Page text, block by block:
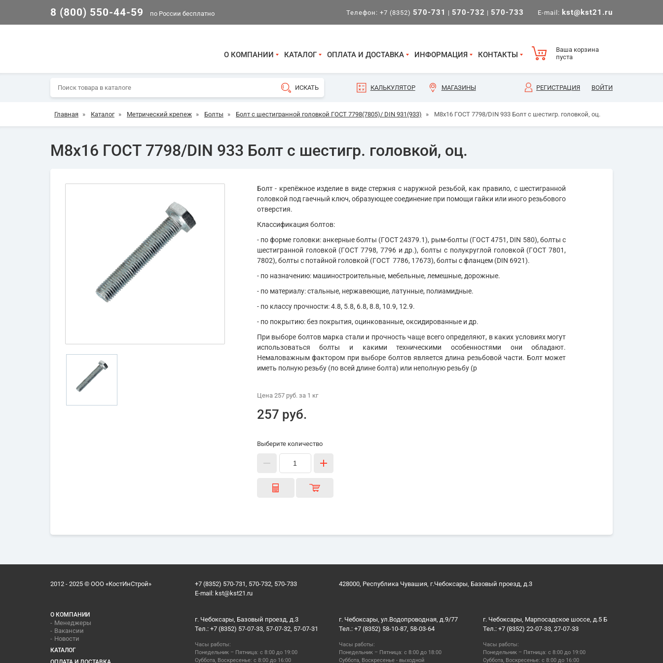
8 (800) 550-44-59 по России бесплатно Телефон: +7 (8352) 570-731 | 570-732 | 570-733 E-mail: kst@kst21.ru
О КОМПАНИИ КАТАЛОГ ОПЛАТА И ДОСТАВКА ИНФОРМАЦИЯ КОНТАКТЫ
Ваша корзина
пуста
КАЛЬКУЛЯТОР МАГАЗИНЫ РЕГИСТРАЦИЯ ВОЙТИ
Главная » Каталог » Метрический крепеж » Болты » Болт с шестигранной головкой ГОСТ 7798(7805)/ DIN 931(933) » М8х16 ГОСТ 7798/DIN 933 Болт с шестигр. головкой, оц.
М8х16 ГОСТ 7798/DIN 933 Болт с шестигр. головкой, оц.
Болт - крепёжное изделие в виде стержня с наружной резьбой, как правило, с шестигранной
головкой под гаечный ключ, образующее соединение при помощи гайки или иного резьбового
отверстия.
Классификация болтов:
- по форме головки: анкерные болты (ГОСТ 24379.1), рым-болты (ГОСТ 4751, DIN 580), болты с
шестигранной головкой (ГОСТ 7798, 7796 и др.), болты с полукруглой головкой (ГОСТ 7801,
7802), болты с потайной головкой (ГОСТ 7786, 17673), болты с фланцем (DIN 6921).
- по назначению: машиностроительные, мебельные, лемешные, дорожные.
- по материалу: стальные, нержавеющие, латунные, полиамидные.
- по классу прочности: 4.8, 5.8, 6.8, 8.8, 10.9, 12.9.
- по покрытию: без покрытия, оцинкованные, оксидированные и др.
При выборе болтов марка стали и прочность чаще всего определяют, в каких условиях могут
использоваться болты и какими техническими особенностями они обладают.
Немаловажным фактором при выборе болтов является длина резьбовой части. Болт может
иметь полную резьбу (по всей длине болта) или неполную резьбу (р
Цена 257 руб.за 1 кг
257 руб.
Выберите количество
2012 - 2025 © ООО «КостИнСтрой»
+7 (8352) 570-731, 570-732, 570-733
E-mail: kst@kst21.ru
428000, Республика Чувашия, г.Чебоксары, Базовый проезд, д.3
О КОМПАНИИ
Менеджеры
Вакансии
Новости
КАТАЛОГ
г. Чебоксары, Базовый проезд, д.3
Тел.: +7 (8352) 57-07-33, 57-07-32, 57-07-31
Часы работы:
Понедельник – Пятница: с 8:00 до 19:00
Суббота, Воскресенье: с 8:00 до 16:00
г. Чебоксары, ул.Водопроводная, д.9/77
Тел.: +7 (8352) 58-10-87, 58-03-64
Часы работы:
Понедельник – Пятница: с 8:00 до 18:00
Суббота, Воскресенье - выходной
г. Чебоксары, Марпосадское шоссе, д.5 Б
Тел.: +7 (8352) 22-07-33, 27-07-33
Часы работы:
Понедельник – Пятница: с 8:00 до 19:00
Суббота, Воскресенье: с 8:00 до 16:00